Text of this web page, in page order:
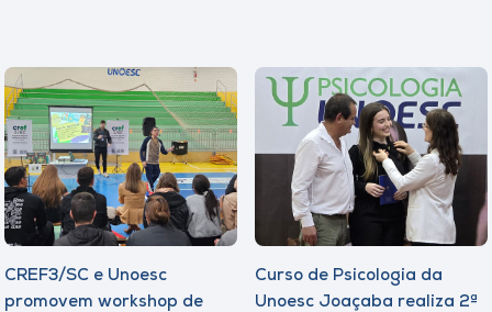
CREF3/SC e Unoesc
promovem workshop de
Curso de Psicologia da
Unoesc Joaçaba realiza 2ª